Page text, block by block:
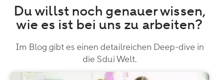
Du willst noch genauer wissen,
wie es ist bei uns zu arbeiten?
Im Blog gibt es einen detailreichen Deep-dive in
die Sdui Welt.